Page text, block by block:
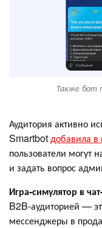
Также бот
Аудитория активно
Smartbotдобавила в
пользователи могут
и задать вопрос
Игра-симулятор в
B2B-аудиторией —
мессенджеры в